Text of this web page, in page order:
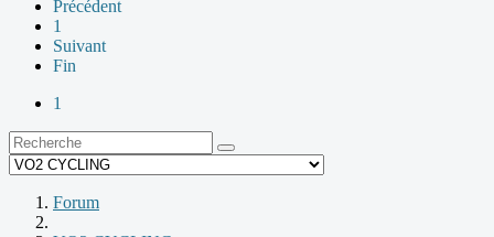
Précédent
1
Suivant
Fin
1
Forum